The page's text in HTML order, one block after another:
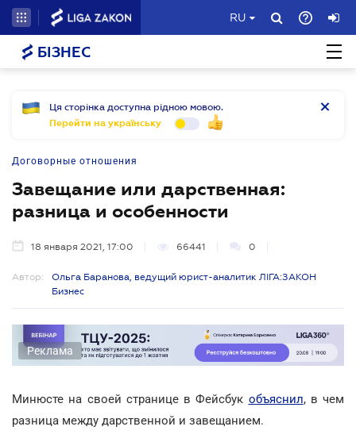
RU
БІЗНЕС
Ця сторінка доступна рідною мовою.
Перейти на українську
Договорные отношения
Завещание или дарственная:
разница и особенности
18 января 2021, 17:00 66441 0
Автор:
Ольга Баранова, ведущий юрист-аналитик ЛІГА:ЗАКОН
Бизнес
Реклама
Минюсте на своей странице в Фейсбук объяснил, в чем
разница между дарственной и завещанием.